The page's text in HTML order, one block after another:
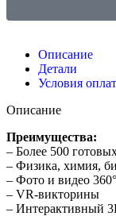
Описание
Детали
Условия
Описание
Преимущества:
– Более 500
– Физика, химия,
– Фото и видео 360°
– VR-викторины
– Интерактивный